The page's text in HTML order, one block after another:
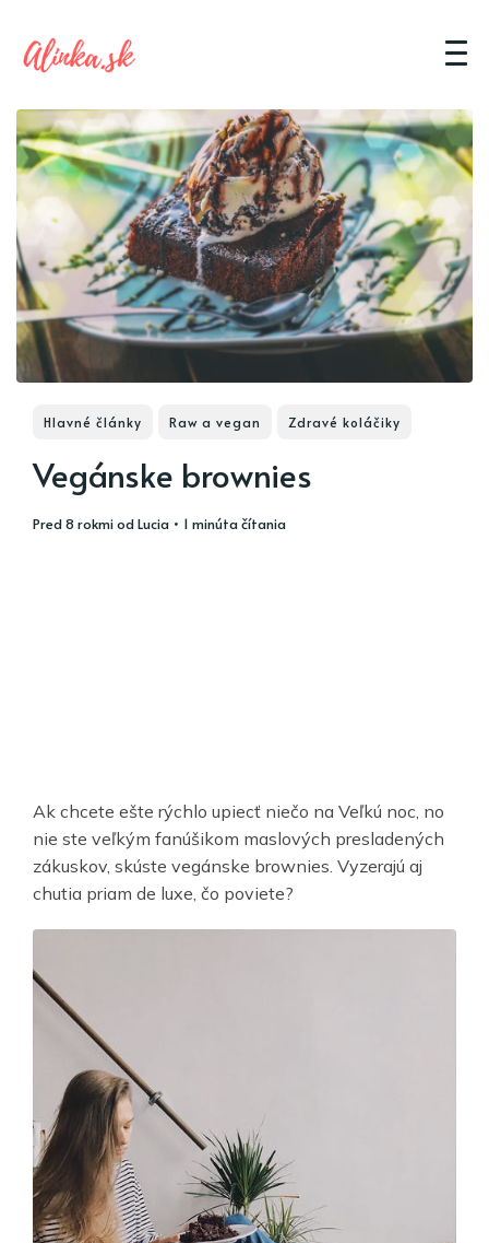
Hlavné články Raw a vegan Zdravé koláčiky
Vegánske brownies
pred 8 rokmiodLucia • 1 minúta čítania
Ak chcete ešte rýchlo upiecť niečo na Veľkú noc, no
nie ste veľkým fanúšikom maslových presladených
zákuskov, skúste vegánske brownies. Vyzerajú aj
chutia priam de luxe, čo poviete?